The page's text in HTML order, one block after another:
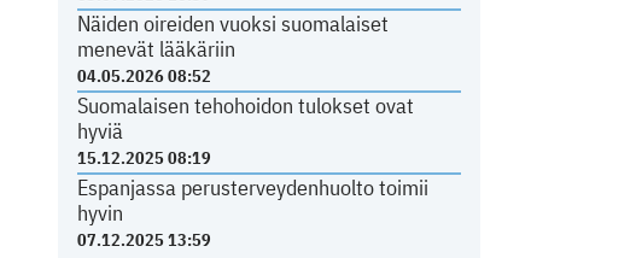
Näiden oireiden vuoksi suomalaiset
menevät lääkäriin
04.05.2026 08:52
Suomalaisen tehohoidon tulokset ovat
hyviä
15.12.2025 08:19
Espanjassa perusterveydenhuolto toimii
hyvin
07.12.2025 13:59